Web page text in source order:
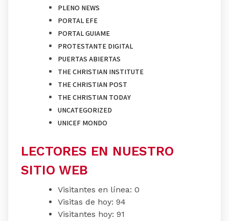
PLENO NEWS
PORTAL EFE
PORTAL GUIAME
PROTESTANTE DIGITAL
PUERTAS ABIERTAS
THE CHRISTIAN INSTITUTE
THE CHRISTIAN POST
THE CHRISTIAN TODAY
UNCATEGORIZED
UNICEF MONDO
LECTORES EN NUESTRO
SITIO WEB
Visitantes en línea: 0
Visitas de hoy: 94
Visitantes hoy: 91